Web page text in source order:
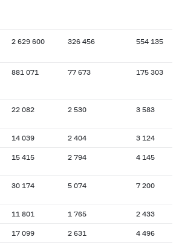
2 629 600 326 456 554 135
881 071 77 673 175 303
22 082 2 530 3 583
14 039 2 404 3 124
15 415 2 794 4 145
30 174 5 074 7 200
11 801 1 765 2 433
17 099 2 631 4 496